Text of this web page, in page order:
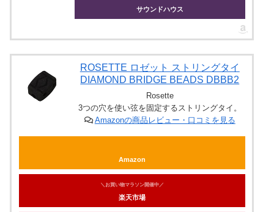
サウンドハウス
ROSETTE ロゼット ストリングタイ
DIAMOND BRIDGE BEADS DBBB2
Rosette
3つの穴を使い弦を固定するストリングタイ。
Amazonの商品レビュー・口コミを見る
Amazon
＼お買い物マラソン開催中／
楽天市場